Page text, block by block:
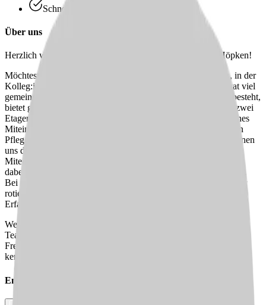
Schneller Rückruf
Über uns
Herzlich willkommen im Alten- und Pflegeheim Gertrud Höpken!
Möchtest Du Teil einer harmonischen Gemeinschaft werden, in der
Kolleg:innen nicht nur zusammenarbeiten, sondern auch privat viel
gemeinsam unternehmen? Unsere Einrichtung, die seit 1989 besteht,
bietet genau das. Mit 50 Betten und zwei Wohnbereichen auf zwei
Etagen haben wir eine überschaubare Größe, die ein persönliches
Miteinander ermöglicht. Unser Team besteht aus 16 engagierten
Pflegekräften, insgesamt sind wir 30 Teammitglieder. Wir zeichnen
uns durch ein verrücktes, kollegiales und lösungsorientiertes
Miteinander aus. Einige von uns sind bereits seit über 30 Jahren
dabei, sodass Erfahrung und frischer Wind Hand in Hand gehen.
Bei uns gibt es keine feste Zuteilung auf die Wohnbereiche – wir
rotieren im Haus und garantieren so Abwechslung und neue
Erfahrungen für alle.
Wenn Du Lust hast, Teil eines dynamischen und durchmischten
Teams zu werden, das sich durch starke Zusammenarbeit und
Freundschaften auszeichnet, dann freuen wir uns darauf, Dich
kennenzulernen!
Empfehle diesen